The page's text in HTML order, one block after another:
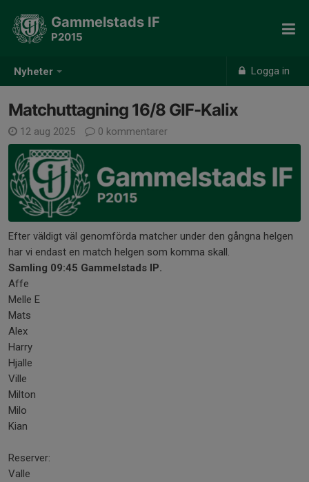
Nyheter Logga in
Gammelstads IF
P2015
Matchuttagning 16/8 GIF-Kalix
12 aug 2025 0 kommentarer
Efter väldigt väl genomförda matcher under den gångna helgen
har vi endast en match helgen som komma skall.
Samling 09:45 Gammelstads IP.
Affe
Melle E
Mats
Alex
Harry
Hjalle
Ville
Milton
Milo
Kian
Reserver:
Valle